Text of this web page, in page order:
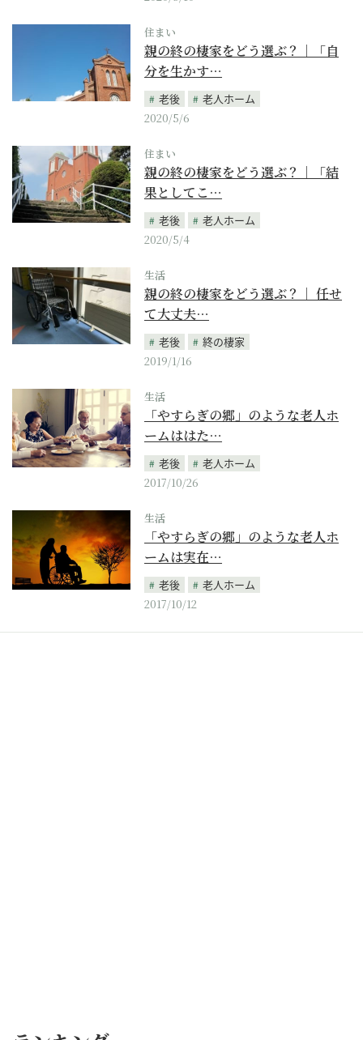
住まい
親の終の棲家をどう選ぶ？｜「自
分を生かす…
老後
老人ホーム
2020/5/6
住まい
親の終の棲家をどう選ぶ？｜「結
果としてこ…
老後
老人ホーム
2020/5/4
生活
親の終の棲家をどう選ぶ？｜ 任せ
て大丈夫…
老後
終の棲家
2019/1/16
生活
「やすらぎの郷」のような老人ホ
ームははた…
老後
老人ホーム
2017/10/26
生活
「やすらぎの郷」のような老人ホ
ームは実在…
老後
老人ホーム
2017/10/12